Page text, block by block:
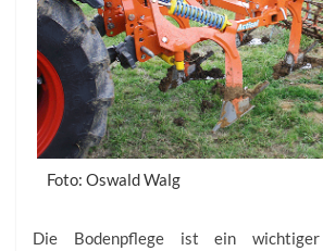
Foto: Oswald Walg
Die Bodenpflege ist ein